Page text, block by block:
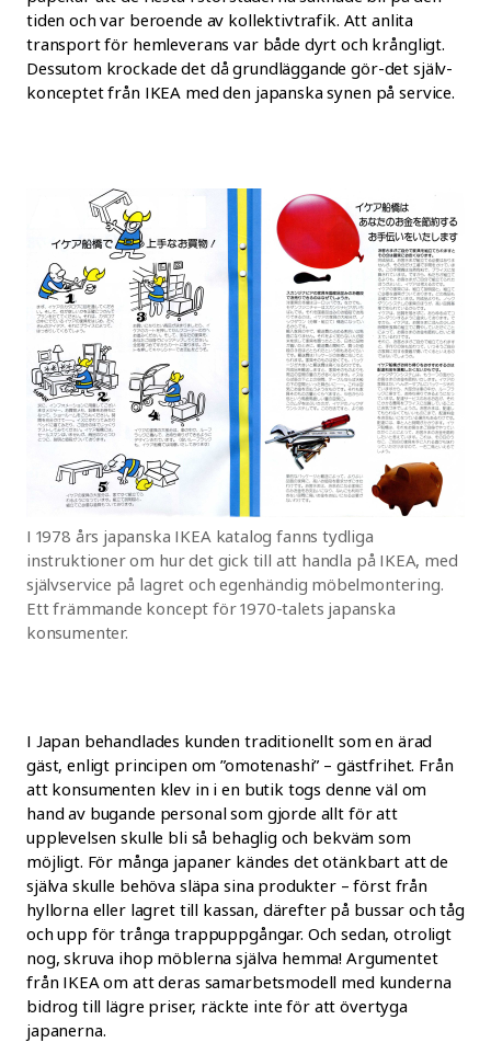
tiden och var beroende av kollektivtrafik. Att anlita
transport för hemleverans var både dyrt och krångligt.
Dessutom krockade det då grundläggande gör-det själv-
konceptet från IKEA med den japanska synen på service.
I 1978 års japanska IKEA katalog fanns tydliga
instruktioner om hur det gick till att handla på IKEA, med
självservice på lagret och egenhändig möbelmontering.
Ett främmande koncept för 1970-talets japanska
konsumenter.
I Japan behandlades kunden traditionellt som en ärad
gäst, enligt principen om ”omotenashi” – gästfrihet. Från
att konsumenten klev in i en butik togs denne väl om
hand av bugande personal som gjorde allt för att
upplevelsen skulle bli så behaglig och bekväm som
möjligt. För många japaner kändes det otänkbart att de
själva skulle behöva släpa sina produkter – först från
hyllorna eller lagret till kassan, därefter på bussar och tåg
och upp för trånga trappuppgångar. Och sedan, otroligt
nog, skruva ihop möblerna själva hemma! Argumentet
från IKEA om att deras samarbetsmodell med kunderna
bidrog till lägre priser, räckte inte för att övertyga
japanerna.